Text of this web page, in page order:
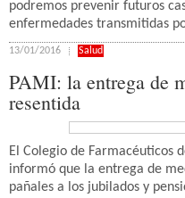
podremos prevenir futuros
enfermedades transmitidas
13/01/2016 Salud
PAMI: la entrega de
resentida
El Colegio de Farmacéuticos
informó que la entrega de
pañales a los jubilados y